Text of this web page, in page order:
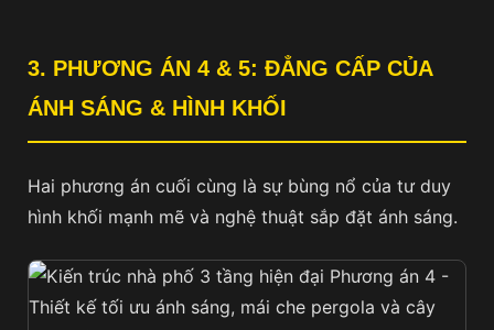
3. PHƯƠNG ÁN 4 & 5: ĐẲNG CẤP CỦA
ÁNH SÁNG & HÌNH KHỐI
Hai phương án cuối cùng là sự bùng nổ của tư duy
hình khối mạnh mẽ và nghệ thuật sắp đặt ánh sáng.